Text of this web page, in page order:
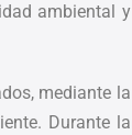
ambiental y
mediante la
Durante la